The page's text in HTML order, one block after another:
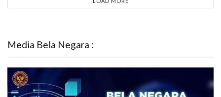
Media Bela Negara :